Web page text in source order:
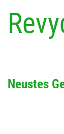
Neustes